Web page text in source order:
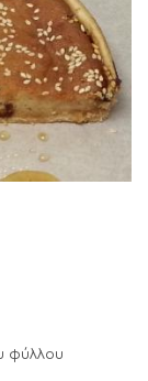
φύλλου